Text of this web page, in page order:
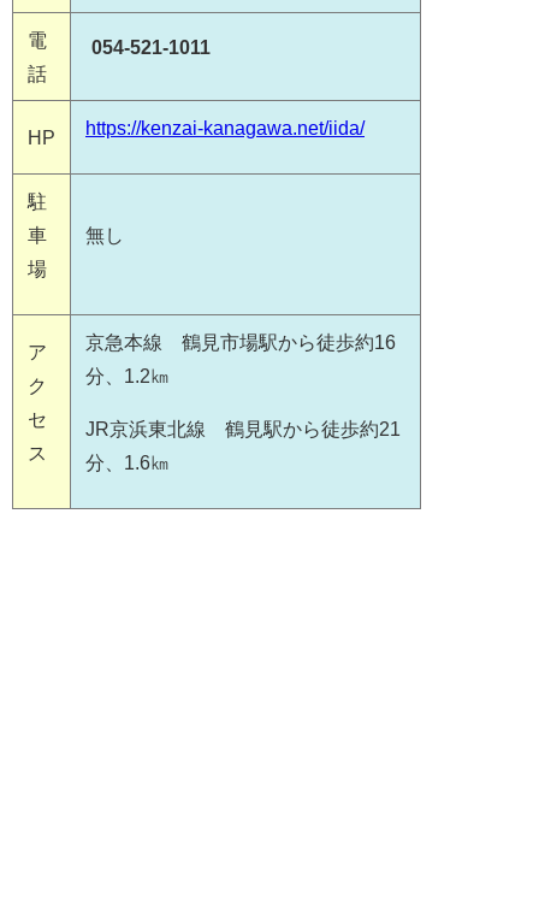
電
話
054-521-1011
HP https://kenzai-kanagawa.net/iida/
駐
車
場
無し
ア
ク
セ
ス
京急本線 鶴見市場駅から徒歩約16
分、1.2㎞
JR京浜東北線 鶴見駅から徒歩約21
分、1.6㎞